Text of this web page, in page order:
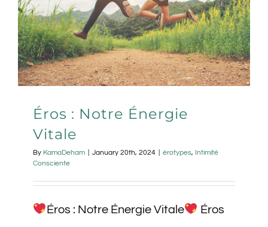
Éros : Notre Énergie
Vitale
By KamaDeham January 20th, 2024 érotypes, Intimité
Consciente
Éros : Notre Énergie Vitale
Éros